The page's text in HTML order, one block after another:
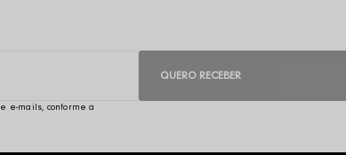
QUERO RECEBER
e-mails, conforme a